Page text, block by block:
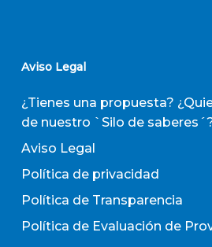
Aviso Legal
¿Tienes una propuesta?
de nuestro `Silo de
Aviso Legal
Política de privacidad
Política de Transparencia
Política de Evaluación de